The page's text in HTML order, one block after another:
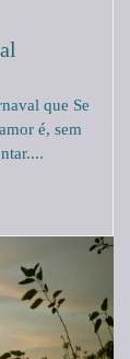
que Se
é, sem